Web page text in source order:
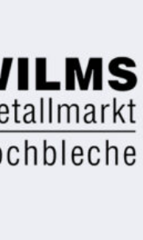
können
auf
der
Produktseite
gewählt
werden